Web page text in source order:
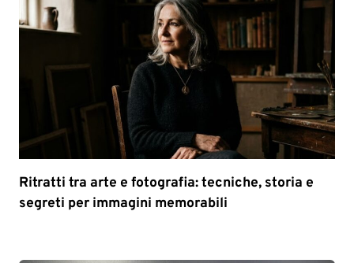
Ritratti tra arte e fotografia: tecniche, storia e
segreti per immagini memorabili